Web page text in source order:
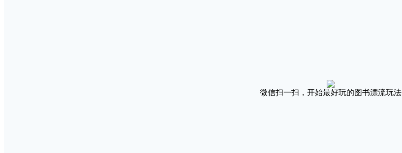
微信扫一扫，开始最好玩的图书漂流玩法